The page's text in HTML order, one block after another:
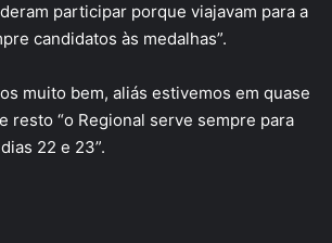
participar porque viajavam para a
candidatos às medalhas”.
muito bem, aliás estivemos em quase
resto “o Regional serve sempre para
22 e 23”.